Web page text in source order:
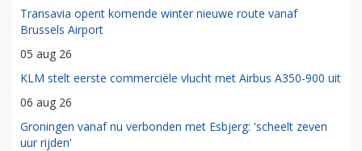
Transavia opent komende winter nieuwe route vanaf
Brussels Airport
05 aug 26
KLM stelt eerste commerciële vlucht met Airbus A350-900 uit
06 aug 26
Groningen vanaf nu verbonden met Esbjerg: 'scheelt zeven
uur rijden'